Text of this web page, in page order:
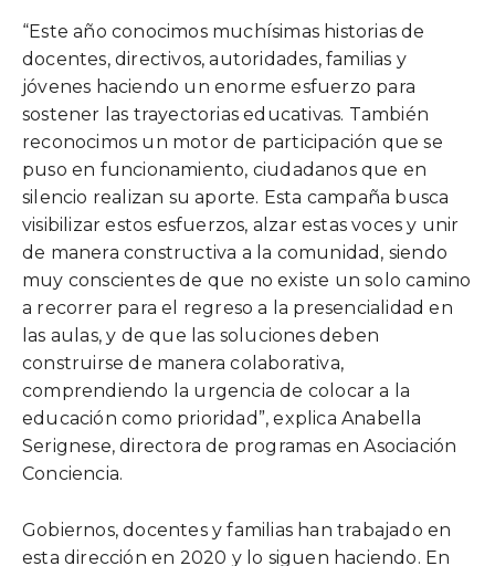
“Este año conocimos muchísimas historias de
docentes, directivos, autoridades, familias y
jóvenes haciendo un enorme esfuerzo para
sostener las trayectorias educativas. También
reconocimos un motor de participación que se
puso en funcionamiento, ciudadanos que en
silencio realizan su aporte. Esta campaña busca
visibilizar estos esfuerzos, alzar estas voces y unir
de manera constructiva a la comunidad, siendo
muy conscientes de que no existe un solo camino
a recorrer para el regreso a la presencialidad en
las aulas, y de que las soluciones deben
construirse de manera colaborativa,
comprendiendo la urgencia de colocar a la
educación como prioridad”, explica Anabella
Serignese, directora de programas en Asociación
Conciencia.
Gobiernos, docentes y familias han trabajado en
esta dirección en 2020 y lo siguen haciendo. En